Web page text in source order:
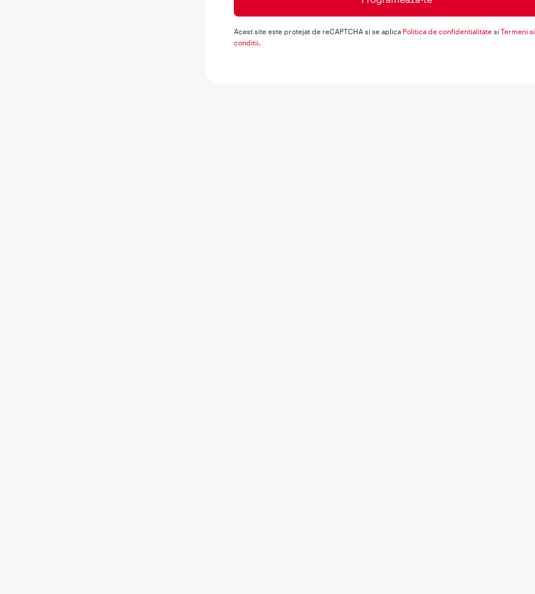
Acest site este protejat de reCAPTCHA si se aplica Politica de confidentialitate si Termeni si
conditii.